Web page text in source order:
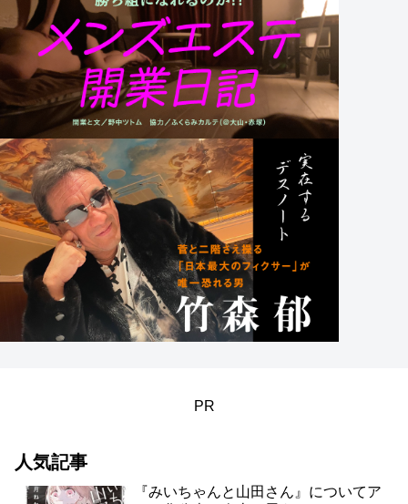
PR
人気記事
『みいちゃんと山田さん』についてア